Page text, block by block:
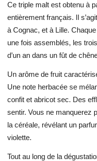
Ce triple malt est obtenu à
entièrement français. Il
à Cognac, et à Lille.
une fois assemblés, les
d’un an dans un fût de
Un arôme de fruit
Une note herbacée se
confit et abricot sec. Des
sentir. Vous ne manquerez
la céréale, révélant un
violette.
Tout au long de la